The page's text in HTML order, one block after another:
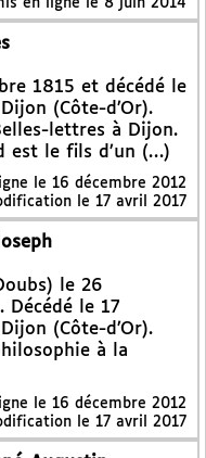
1815 et décédé le
(Côte-d’Or).
lettres à Dijon.
est le fils d’un (…)
le 16 décembre 2012
le 17 avril 2017
le 26
Décédé le 17
(Côte-d’Or).
à la
le 16 décembre 2012
le 17 avril 2017